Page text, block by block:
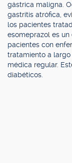
gástrica maligna.
gastritis atrófica,
los pacientes
esomeprazol es
pacientes con
tratamiento a
médica regular.
diabéticos.